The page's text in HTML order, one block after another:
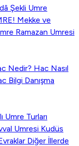
Şekli Umre
Mekke ve
Ramazan Umresi
Nedir? Hac Nasıl
Bilgi Danışma
Umre Turları
Umresi Kudüs
Diğer İllerde